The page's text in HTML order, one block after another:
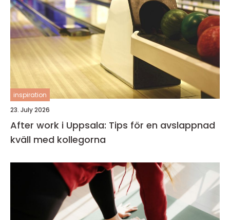
inspiration
23. July 2026
After work i Uppsala: Tips för en avslappnad
kväll med kollegorna